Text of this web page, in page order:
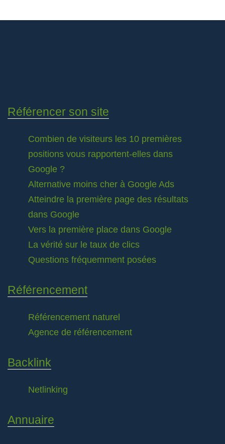
Référencer son site
Combien de visiteurs les 10 premières
positions vous rapportent-elles dans
Google ?
Alternative moins cher à Google Ads
Atteindre la première page des résultats
dans Google
Vers la première place dans Google
La vérité sur le taux de clics
Questions fréquemment posées
Référencement
Référencement naturel
Agence de référencement
Backlink
Netlinking
Annuaire